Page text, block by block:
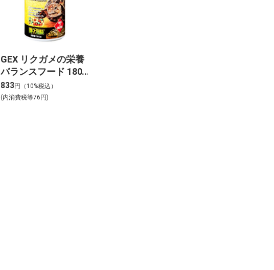
GEX リクガメの栄養
バランスフード 180g
833円（10%税込）
(内消費税等76円)